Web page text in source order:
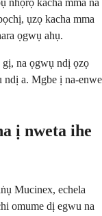
nhọrọ kacha mma na
ụzọ kacha mma
ọgwụ ahụ.
na ọgwụ ndị ọzọ
ndị a. Mgbe ị na-enwe
ị nweta ihe
Mucinex, echela
omume dị egwu na